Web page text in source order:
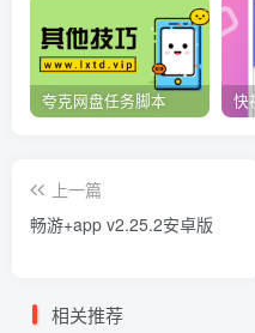
夸克网盘任务脚本
上一篇
畅游+app v2.25.2安卓版
相关推荐